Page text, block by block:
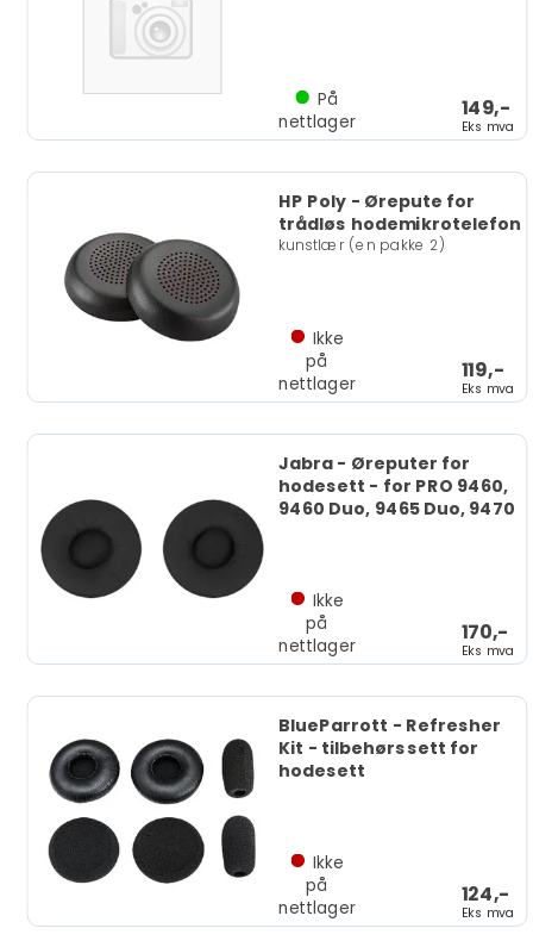
149,-
Eks mva
På
nettlager
HP Poly - Ørepute for
trådløs hodemikrotelefon
kunstlær (en pakke 2)
119,-
Eks mva
Ikke
på
nettlager
Jabra - Øreputer for
hodesett - for PRO 9460,
9460 Duo, 9465 Duo, 9470
170,-
Eks mva
Ikke
på
nettlager
BlueParrott - Refresher
Kit - tilbehørssett for
hodesett
124,-
Eks mva
Ikke
på
nettlager